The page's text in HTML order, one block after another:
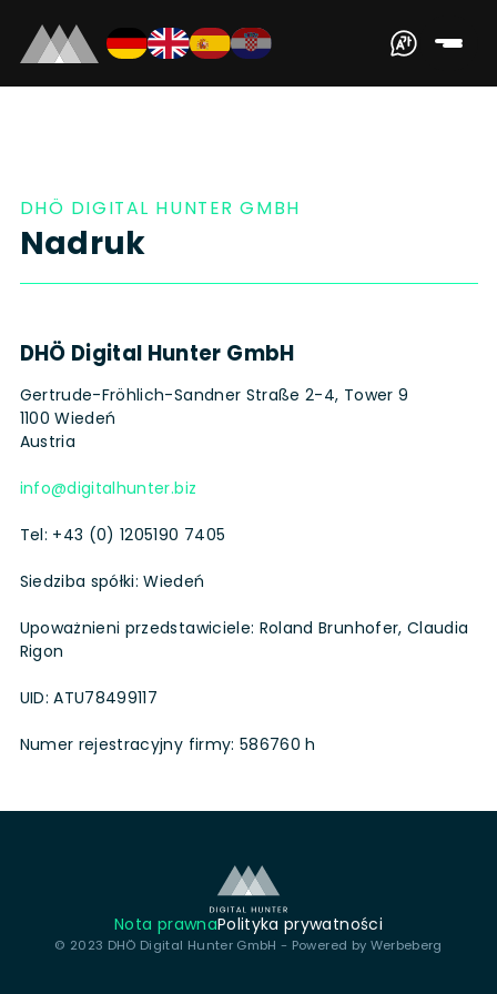
DHÖ DIGITAL HUNTER GMBH
Nadruk
DHÖ Digital Hunter GmbH
Gertrude-Fröhlich-Sandner Straße 2-4, Tower 9
1100 Wiedeń
Austria
info@digitalhunter.biz
Tel: +43 (0) 1205190 7405
Siedziba spółki: Wiedeń
Upoważnieni przedstawiciele: Roland Brunhofer, Claudia
Rigon
UID: ATU78499117
Numer rejestracyjny firmy: 586760 h
Nota prawnaPolityka prywatności
© 2023 DHÖ Digital Hunter GmbH - Powered by Werbeberg